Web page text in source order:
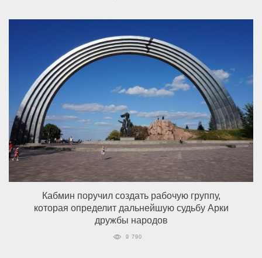
Кабмин поручил создать рабочую группу,
которая определит дальнейшую судьбу Арки
дружбы народов
9 790